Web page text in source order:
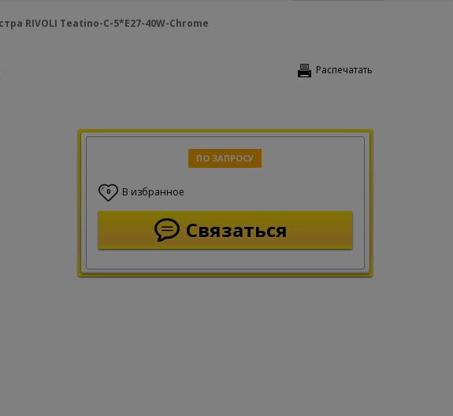
RIVOLI Teatino-C-5*E27-40W-Chrome
Распечатать
ПО ЗАПРОСУ
0 В избранное
Связаться